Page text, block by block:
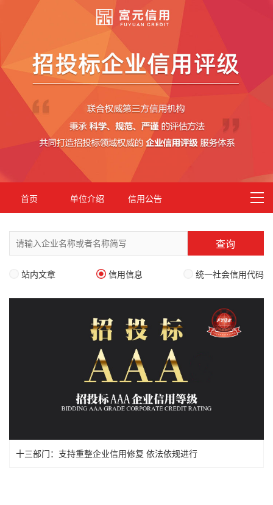
首页 单位介绍 信用公告
查询
站内文章 信用信息 统一社会信用代码
十三部门：支持重整企业信用修复 依法依规进行